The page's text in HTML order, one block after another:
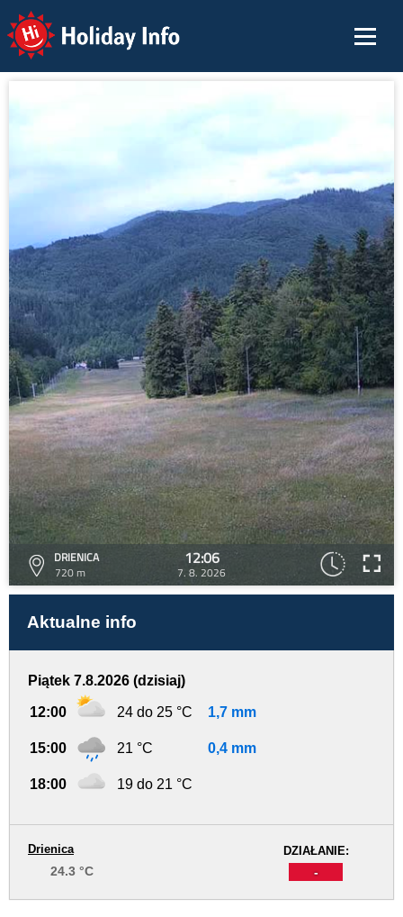
Holiday Info
DRIENICA
720 m
12:06
7. 8. 2026
Aktualne info
Piątek 7.8.2026 (dzisiaj)
12:00 24 do 25 °C 1,7 mm
15:00 21 °C 0,4 mm
18:00 19 do 21 °C
DZIAŁANIE:
-
Drienica
24.3 °C